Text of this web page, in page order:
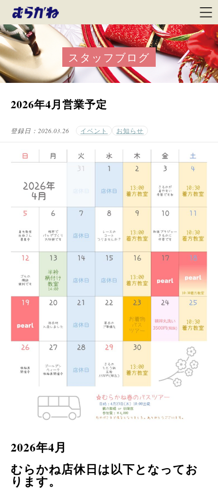
スタッフブログ
2026年4月営業予定
登録日： 2026.03.26 イベント お知らせ
2026年4月
むらかね店休日は以下となってお
ります。